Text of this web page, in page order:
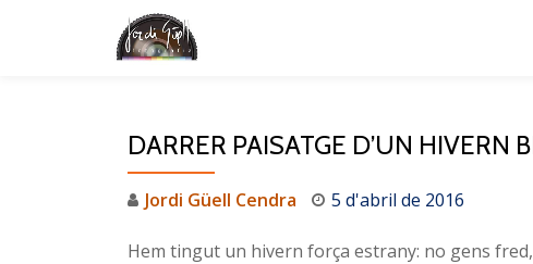
DARRER PAISATGE D’UN HIVERN
Jordi Güell Cendra 5 d'abril de 2016
Hem tingut un hivern força estrany: no gens